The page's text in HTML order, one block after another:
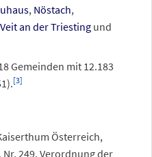
, Nöstach,
an der Triestingund
Gemeinden mit 12.183
[3]
Österreich,
Nr. 249, Verordnung der